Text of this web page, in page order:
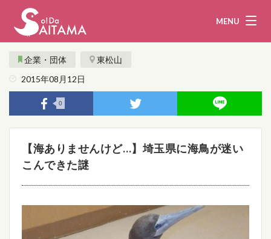
MENU
娯楽・観光
企業・団体 教育・医療
行政 まとめ！
地域から探す
募集！ お問い合わせ
企業・団体
東松山
2015年08月12日
0
【海ありませんけど…】埼玉県に海鳥が迷い
こんできた謎